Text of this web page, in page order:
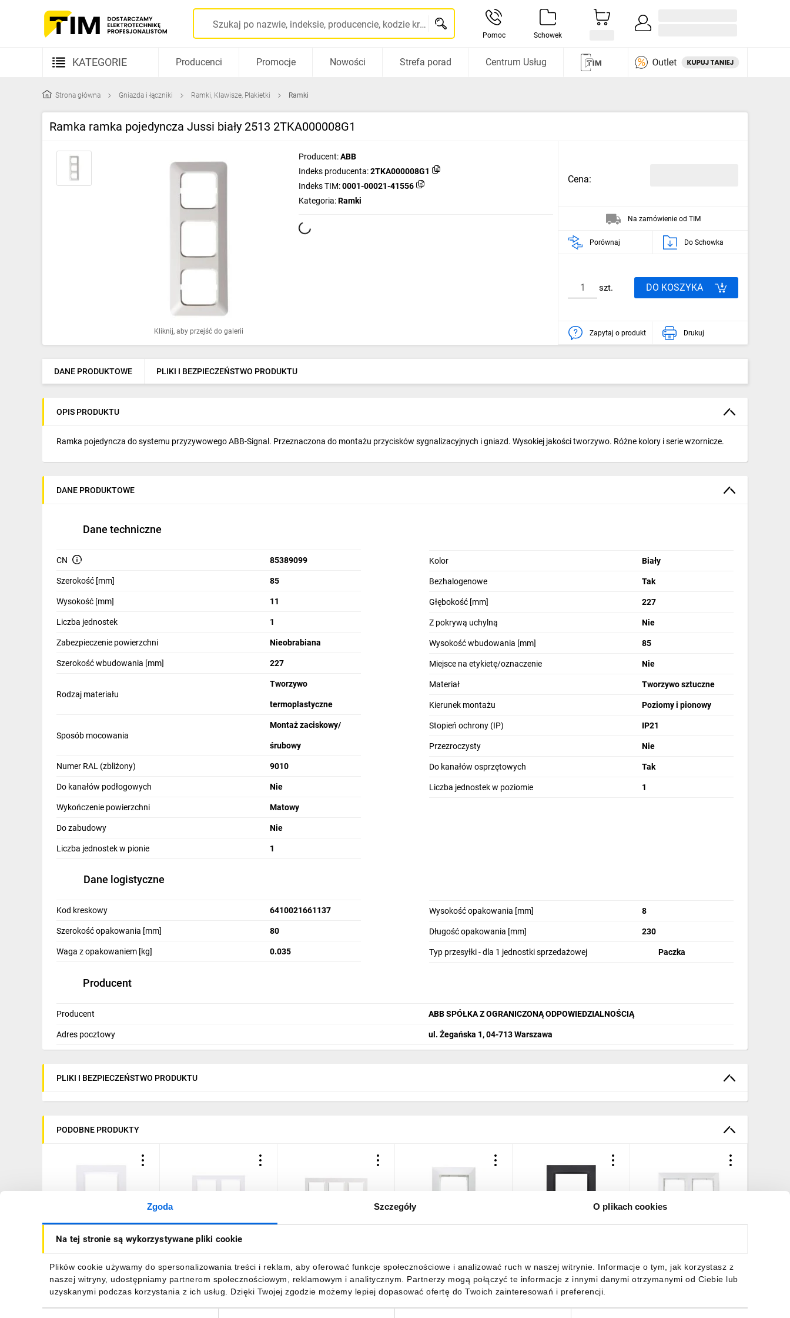
Zgoda Szczegóły O plikach cookies
Na tej stronie są wykorzystywane pliki cookie
Plików cookie używamy do spersonalizowania treści i reklam, aby oferować funkcje społecznościowe i analizować ruch w naszej witrynie. Informacje o tym, jak korzystasz z
naszej witryny, udostępniamy partnerom społecznościowym, reklamowym i analitycznym. Partnerzy mogą połączyć te informacje z innymi danymi otrzymanymi od Ciebie lub
uzyskanymi podczas korzystania z ich usług. Dzięki Twojej zgodzie możemy lepiej dopasować ofertę do Twoich zainteresowań i preferencji.
Szukaj po nazwie, indeksie, producencie, kodzie kreskowym...
Pomoc Schowek
KATEGORIE
Kable i przewody
Rozdzielnice i obudowy
Elementy prowadzenia kabli
Fotowoltaika
Ogrzewanie
Elektronarzędzia i mierniki
Napędy elektryczne
Pneumatyka
Dom i ogród
Odzież ochronna i BHP
Inne
Budowa i Remont
Elektronika
Energetyka wiatrowa
Producenci Promocje Nowości Strefa porad Centrum Usług
Strona główna Gniazda i łączniki Ramki, Klawisze, Plakietki Ramki
Ramka ramka pojedyncza Jussi biały 2513 2TKA000008G1
Kliknij, aby przejść do galerii
Producent:ABB
Indeks producenta:2TKA000008G1
Indeks TIM:0001-00021-41556
Kategoria:Ramki
Cena:
Na zamówienie od TIM
Porównaj Do Schowka
szt. DO KOSZYKA
Zapytaj o produkt Drukuj
DANE PRODUKTOWE PLIKI I BEZPIECZEŃSTWO PRODUKTU
OPIS PRODUKTU
Ramka pojedyncza do systemu przyzywowego ABB-Signal. Przeznaczona do montażu przycisków sygnalizacyjnych i gniazd. Wysokiej jakości tworzywo. Różne kolory i serie wzornicze.
DANE PRODUKTOWE
Dane techniczne
CN 85389099
Szerokość [mm] 85
Wysokość [mm] 11
Liczba jednostek 1
Zabezpieczenie powierzchni Nieobrabiana
Szerokość wbudowania [mm] 227
Rodzaj materiału
Tworzywo
termoplastyczne
Sposób mocowania
Montaż zaciskowy/
śrubowy
Numer RAL (zbliżony) 9010
Do kanałów podłogowych Nie
Wykończenie powierzchni Matowy
Do zabudowy Nie
Liczba jednostek w pionie 1
Kolor Biały
Bezhalogenowe Tak
Głębokość [mm] 227
Z pokrywą uchylną Nie
Wysokość wbudowania [mm] 85
Miejsce na etykietę/oznaczenie Nie
Materiał Tworzywo sztuczne
Kierunek montażu Poziomy i pionowy
Stopień ochrony (IP) IP21
Przezroczysty Nie
Do kanałów osprzętowych Tak
Liczba jednostek w poziomie 1
Dane logistyczne
Kod kreskowy 6410021661137
Szerokość opakowania [mm] 80
Waga z opakowaniem [kg] 0.035
Wysokość opakowania [mm] 8
Długość opakowania [mm] 230
Typ przesyłki - dla 1 jednostki sprzedażowej Paczka
Producent
Producent ABB SPÓŁKA Z OGRANICZONĄ ODPOWIEDZIALNOŚCIĄ
Adres pocztowy ul. Żegańska 1, 04-713 Warszawa
PLIKI I BEZPIECZEŃSTWO PRODUKTU
PODOBNE PRODUKTY
Simon 10 Ramka
pojedyncza biała CR1/11
3,37 złbrutto
Simon 10 Ramka
podwójna biała CR2/11
6,69 złbrutto 10,01 zł brutto 5,10 złbrutto 8,99 zł brutto 8,92 zł brutto